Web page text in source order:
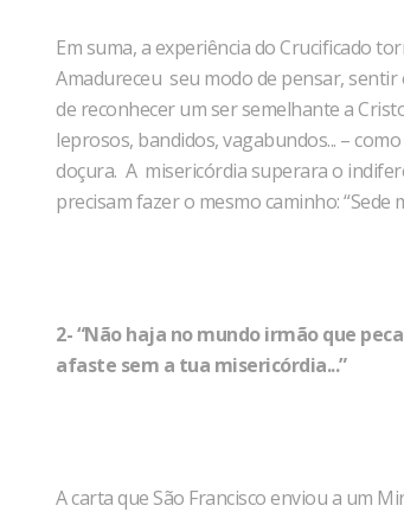
Em suma, a experiência do Crucificado
Amadureceu seu modo de pensar,
de reconhecer um ser semelhante a
leprosos, bandidos, vagabundos... –
doçura. A misericórdia superara o
precisam fazer o mesmo caminho: “Sede
2- “Não haja no mundo irmão que
afaste sem a tua misericórdia...”
A carta que São Francisco enviou a um